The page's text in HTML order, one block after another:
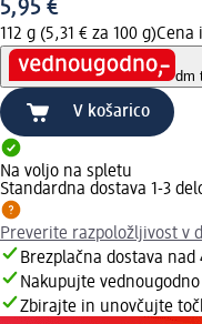
5,95 €
112 g (5,31 € za 100 g)Cena
dm
V košarico
Na voljo na spletu
Standardna dostava 1-3
Preverite razpoložljivost v
Brezplačna dostava nad
Nakupujte vednougodno
Zbirajte in unovčujte